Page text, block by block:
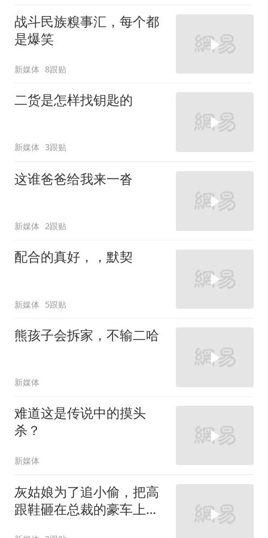
战斗民族糗事汇，每个都
是爆笑
新媒体 8跟贴
二货是怎样找钥匙的
新媒体 3跟贴
这谁爸爸给我来一沓
新媒体 2跟贴
配合的真好，，默契
新媒体 5跟贴
熊孩子会拆家，不输二哈
新媒体
难道这是传说中的摸头
杀？
新媒体
灰姑娘为了追小偷，把高
跟鞋砸在总裁的豪车上，